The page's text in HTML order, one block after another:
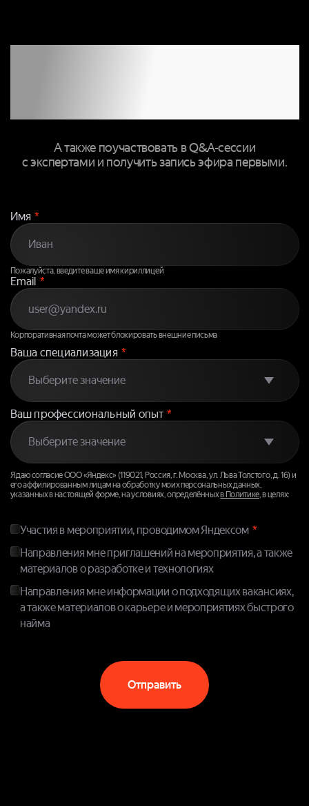
А также поучаствовать в Q&A-сессии
с экспертами и получить запись эфира первыми.
Имя *
Пожалуйста, введите ваше имя кириллицей
Email *
Корпоративная почта может блокировать внешние письма
Ваша специализация *
Ваш профессиональный опыт *
Я даю согласие ООО «Яндекс» (119021, Россия, г. Москва, ул. Льва Толстого, д. 16) и
его аффилированным лицам на обработку моих персональных данных,
указанных в настоящей форме, на условиях, определённыхв Политике , в целях:
Участия в мероприятии, проводимом Яндексом
Направления мне приглашений на мероприятия, а также
материалов о разработке и технологиях
Направления мне информации о подходящих вакансиях,
а также материалов о карьере и мероприятиях быстрого
найма
Отправить